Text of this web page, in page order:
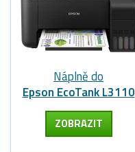
Náplně do
Epson EcoTank L3110
ZOBRAZIT